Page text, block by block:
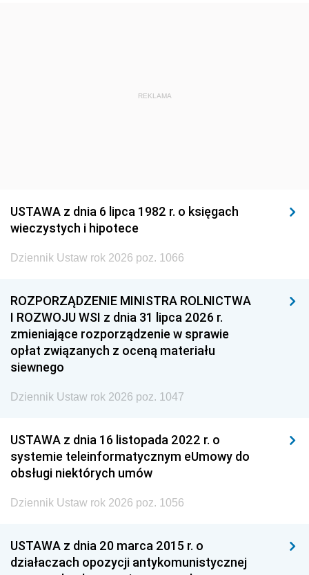
REKLAMA
USTAWA z dnia 6 lipca 1982 r. o księgach
wieczystych i hipotece
Dziennik Ustaw rok 2026 poz. 1066
ROZPORZĄDZENIE MINISTRA ROLNICTWA
I ROZWOJU WSI z dnia 31 lipca 2026 r.
zmieniające rozporządzenie w sprawie
opłat związanych z oceną materiału
siewnego
Dziennik Ustaw rok 2026 poz. 1047
USTAWA z dnia 16 listopada 2022 r. o
systemie teleinformatycznym eUmowy do
obsługi niektórych umów
Dziennik Ustaw rok 2026 poz. 1056
USTAWA z dnia 20 marca 2015 r. o
działaczach opozycji antykomunistycznej